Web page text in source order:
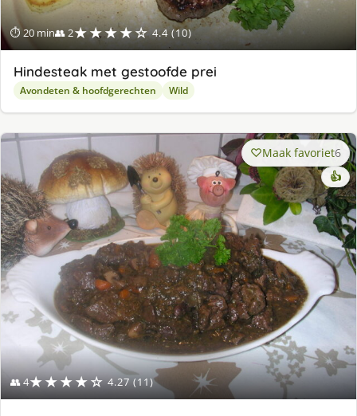
⏱ 20 min👥 2★★★★☆ 4.4 (10)
Hindesteak met gestoofde prei
Avondeten & hoofdgerechten Wild
👥 4★★★★☆ 4.27 (11)
Maak favoriet6
👍